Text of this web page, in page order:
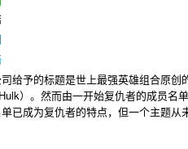
给予的标题是世上最强英雄组合原
）。然而由一开始复仇者的成员名
已成为复仇者的特点，但一个主题
复仇者集结不是电影复仇者联盟之后